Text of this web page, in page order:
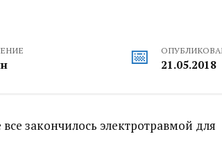
21.05.2018
закончилось электротравмой для